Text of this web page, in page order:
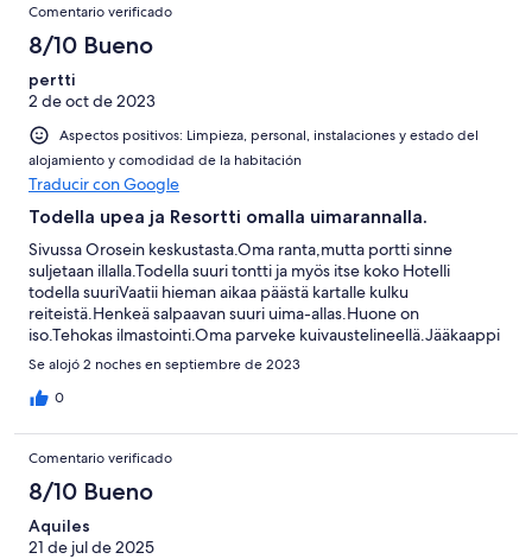
Comentario verificado
8/10 Bueno
pertti
2 de oct de 2023
Aspectos positivos: Limpieza, personal, instalaciones y estado del
alojamiento y comodidad de la habitación
Traducir con Google
Todella upea ja Resortti omalla uimarannalla.
Sivussa Orosein keskustasta.Oma ranta,mutta portti sinne
suljetaan illalla.Todella suuri tontti ja myös itse koko Hotelli
todella suuriVaatii hieman aikaa päästä kartalle kulku
reiteistä.Henkeä salpaavan suuri uima-allas.Huone on
iso.Tehokas ilmastointi.Oma parveke kuivaustelineellä.Jääkaappi
ja muutama sänky.Tehokas huone siivous.Todella hyvä Ruoka.Iso
sänky.
Se alojó 2 noches en septiembre de 2023
0
Comentario verificado
8/10 Bueno
Aquiles
21 de jul de 2025